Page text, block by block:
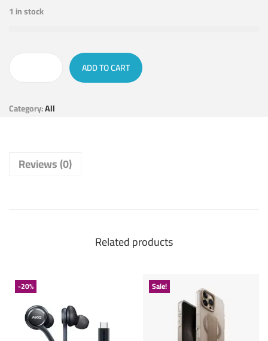
1 in stock
ADD TO CART
Category:All
Reviews (0)
Related products
-20% Sale!